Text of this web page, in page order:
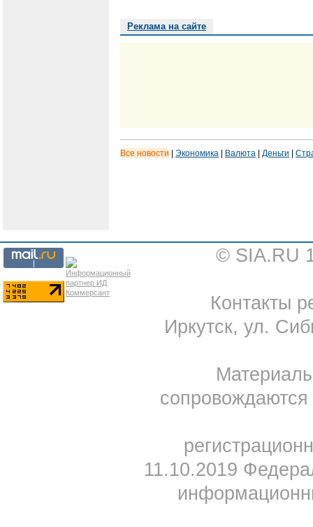
Реклама на сайте
Все новости Экономика Валюта Деньги
© SIA.RU
Контакты
Иркутск, ул.
11.10.2019